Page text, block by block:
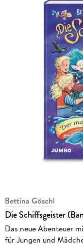
Bettina Göschl
Die Schiffsgeister
Das neue Abenteuer
für Jungen und